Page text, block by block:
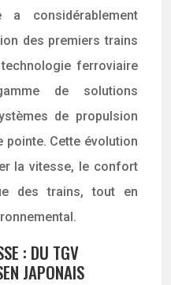
a considérablement
des premiers trains
ferroviaire
de solutions
de propulsion
pointe. Cette évolution
la vitesse, le confort
des trains, tout en
: DU TGV
JAPONAIS